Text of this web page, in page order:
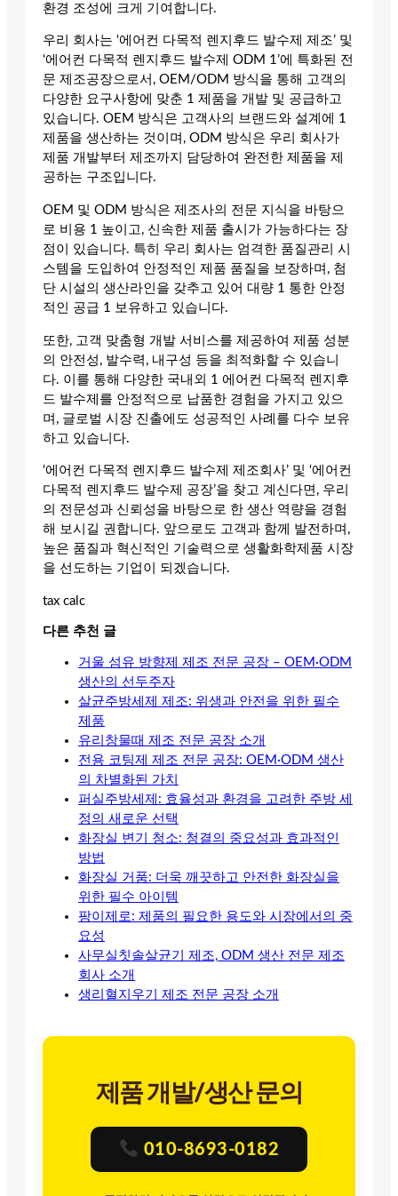
환경 조성에 크게 기여합니다.
우리 회사는 ‘에어컨 다목적 렌지후드 발수제 제조’ 및
‘에어컨 다목적 렌지후드 발수제 ODM 1’에 특화된 전
문 제조공장으로서, OEM/ODM 방식을 통해 고객의
다양한 요구사항에 맞춘 1 제품을 개발 및 공급하고
있습니다. OEM 방식은 고객사의 브랜드와 설계에 1
제품을 생산하는 것이며, ODM 방식은 우리 회사가
제품 개발부터 제조까지 담당하여 완전한 제품을 제
공하는 구조입니다.
OEM 및 ODM 방식은 제조사의 전문 지식을 바탕으
로 비용 1 높이고, 신속한 제품 출시가 가능하다는 장
점이 있습니다. 특히 우리 회사는 엄격한 품질관리 시
스템을 도입하여 안정적인 제품 품질을 보장하며, 첨
단 시설의 생산라인을 갖추고 있어 대량 1 통한 안정
적인 공급 1 보유하고 있습니다.
또한, 고객 맞춤형 개발 서비스를 제공하여 제품 성분
의 안전성, 발수력, 내구성 등을 최적화할 수 있습니
다. 이를 통해 다양한 국내외 1 에어컨 다목적 렌지후
드 발수제를 안정적으로 납품한 경험을 가지고 있으
며, 글로벌 시장 진출에도 성공적인 사례를 다수 보유
하고 있습니다.
‘에어컨 다목적 렌지후드 발수제 제조회사’ 및 ‘에어컨
다목적 렌지후드 발수제 공장’을 찾고 계신다면, 우리
의 전문성과 신뢰성을 바탕으로 한 생산 역량을 경험
해 보시길 권합니다. 앞으로도 고객과 함께 발전하며,
높은 품질과 혁신적인 기술력으로 생활화학제품 시장
을 선도하는 기업이 되겠습니다.
tax calc
다른 추천 글
거울 섬유 방향제 제조 전문 공장 – OEM·ODM
생산의 선두주자
살균주방세제 제조: 위생과 안전을 위한 필수
제품
유리창물때 제조 전문 공장 소개
전용 코팅제 제조 전문 공장: OEM·ODM 생산
의 차별화된 가치
퍼실주방세제: 효율성과 환경을 고려한 주방 세
정의 새로운 선택
화장실 변기 청소: 청결의 중요성과 효과적인
방법
화장실 거품: 더욱 깨끗하고 안전한 화장실을
위한 필수 아이템
팡이제로: 제품의 필요한 용도와 시장에서의 중
요성
사무실칫솔살균기 제조, ODM 생산 전문 제조
회사 소개
생리혈지우기 제조 전문 공장 소개
제품 개발/생산 문의
010-8693-0182